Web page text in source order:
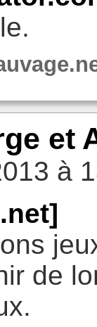
et
à
de